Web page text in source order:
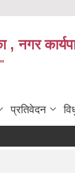
, नगर
प्रतिवेदन